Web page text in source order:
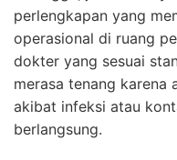
perlengkapan yang
operasional di ruang
dokter yang sesuai
merasa tenang karena
akibat infeksi atau
berlangsung.